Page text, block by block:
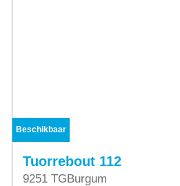
Beschikbaar
Tuorrebout 112
9251 TGBurgum